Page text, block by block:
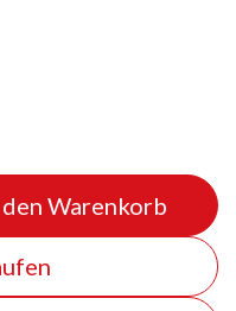
den Warenkorb